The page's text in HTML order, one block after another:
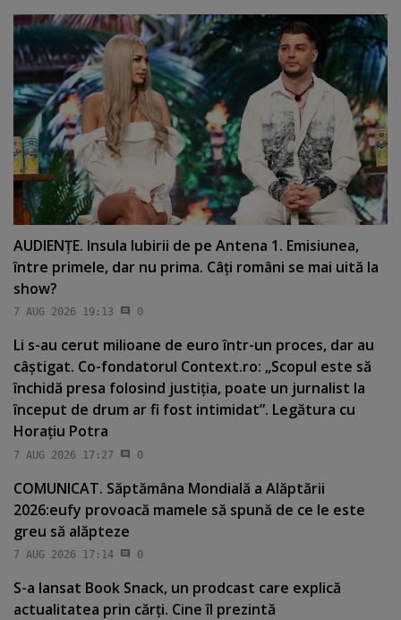
AUDIENŢE. Insula Iubirii de pe Antena 1. Emisiunea,
între primele, dar nu prima. Câţi români se mai uită la
show?
7 AUG 2026 19:13 0
Li s-au cerut milioane de euro într-un proces, dar au
câştigat. Co-fondatorul Context.ro: „Scopul este să
închidă presa folosind justiţia, poate un jurnalist la
început de drum ar fi fost intimidat”. Legătura cu
Horaţiu Potra
7 AUG 2026 17:27 0
COMUNICAT. Săptămâna Mondială a Alăptării
2026:eufy provoacă mamele să spună de ce le este
greu să alăpteze
7 AUG 2026 17:14 0
S-a lansat Book Snack, un prodcast care explică
actualitatea prin cărţi. Cine îl prezintă